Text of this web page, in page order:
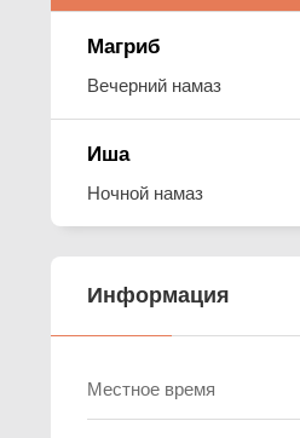
Магриб
Вечерний намаз
Иша
Ночной намаз
Информация
Местное время